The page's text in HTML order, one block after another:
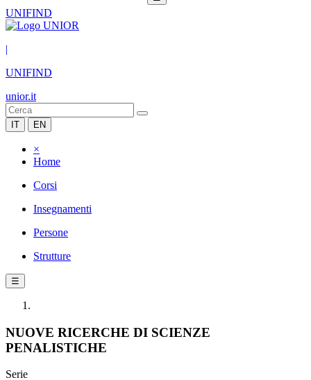
UNIFIND
|
UNIFIND
unior.it
IT EN
×
Home
Corsi
Insegnamenti
Persone
Strutture
☰
NUOVE RICERCHE DI SCIENZE
PENALISTICHE
Serie